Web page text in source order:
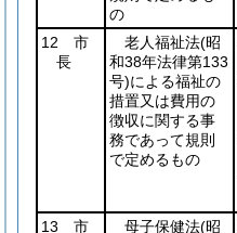
の
12 市
長
老人福祉法(昭
和38年法律第133
号)による福祉の
措置又は費用の
徴収に関する事
務であって規則
で定めるもの
13 市
母子保健法(昭